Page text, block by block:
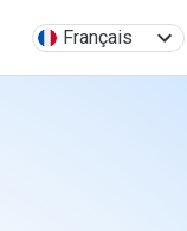
Français